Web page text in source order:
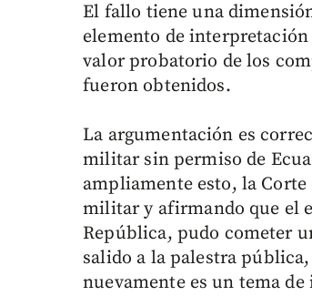
El fallo tiene una
elemento de
valor probatorio de los
fueron obtenidos.
La argumentación es
militar sin permiso de
ampliamente esto, la
militar y afirmando que el
República, pudo cometer
salido a la palestra
nuevamente es un tema